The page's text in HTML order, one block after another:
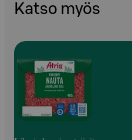
Katso myös